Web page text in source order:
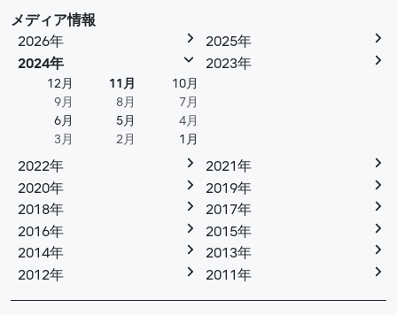
メディア情報
2026年
2025年
2024年
12月 11月
10月
9月
8月
7月
6月
5月
4月
3月
2月 1月
2023年
2022年
2021年
2020年
2019年
2018年
2017年
2016年
2015年
2014年
2013年
2012年
2011年